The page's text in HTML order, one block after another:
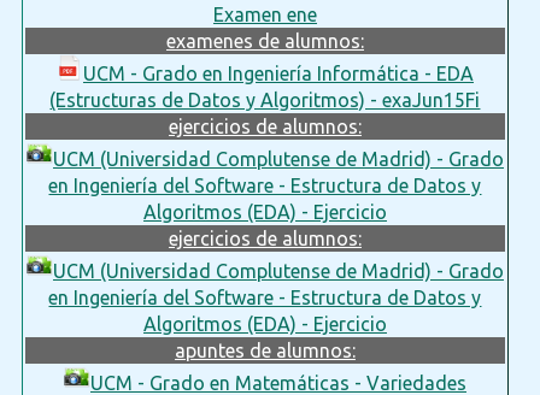
Examen ene
examenes de alumnos:
UCM - Grado en Ingeniería Informática - EDA
(Estructuras de Datos y Algoritmos) - exaJun15Fi
ejercicios de alumnos:
UCM (Universidad Complutense de Madrid) - Grado
en Ingeniería del Software - Estructura de Datos y
Algoritmos (EDA) - Ejercicio
ejercicios de alumnos:
UCM (Universidad Complutense de Madrid) - Grado
en Ingeniería del Software - Estructura de Datos y
Algoritmos (EDA) - Ejercicio
apuntes de alumnos:
UCM - Grado en Matemáticas - Variedades